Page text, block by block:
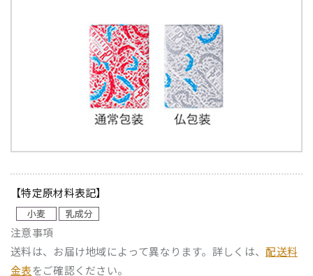
【特定原材料表記】
注意事項
送料は、お届け地域によって異なります。詳しくは、配送料
金表をご確認ください。